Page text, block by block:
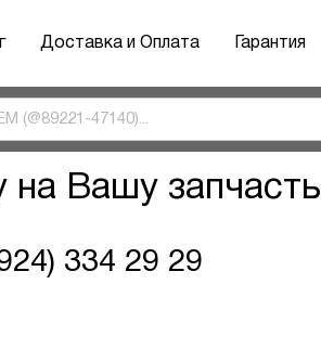
Доставка и Оплата Гарантия
на Вашу запчасть
334 29 29